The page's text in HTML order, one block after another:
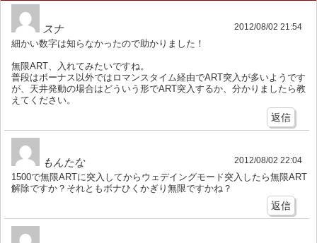
スナ 2012/08/02 21:54
細かい数字は知らなかったので助かりました！
無限ART、入れてみたいですね。
普段はボーナス以外ではロマンスタイム経由でART突入が多いようです
が、天井発動の場合はどういう形でART突入するか、分かりましたら教
えてください。
返信
もんたな 2012/08/02 22:04
1500で無限ARTに突入してからウェデイングモード突入したら無限ART
解除ですか？それともボナひくかぎり無限ですかね？
返信